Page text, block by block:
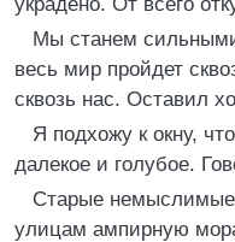
Мы станем
весь мир пройдет
сквозь нас. Оставил
Я подхожу к окну,
далекое и голубое.
Старые немыслимые
улицам ампирную